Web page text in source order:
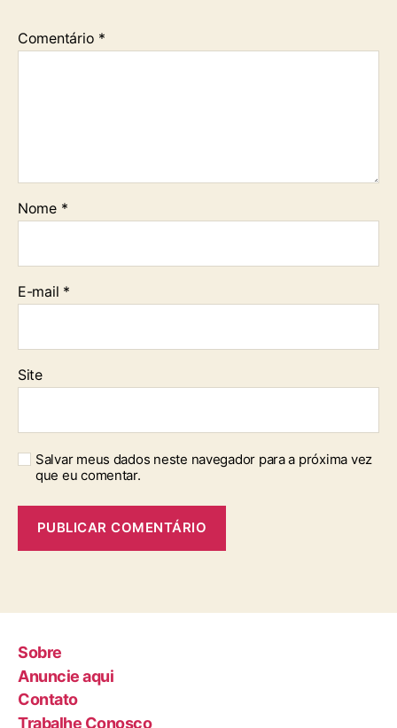
Comentário *
Nome *
E-mail *
Site
Salvar meus dados neste navegador para a próxima vez
que eu comentar.
Sobre
Anuncie aqui
Contato
Trabalhe Conosco